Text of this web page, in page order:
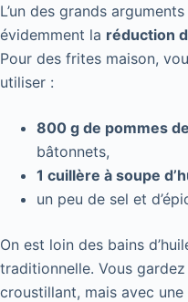
L’un des grands arguments
évidemment la réduction
Pour des frites maison,
utiliser :
800 g de pommes
bâtonnets,
1 cuillère à soupe
un peu de sel et
On est loin des bains
traditionnelle. Vous
croustillant, mais avec